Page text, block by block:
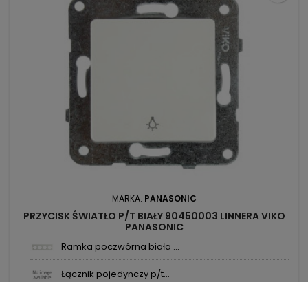
MARKA: PANASONIC
PRZYCISK ŚWIATŁO P/T BIAŁY 90450003 LINNERA VIKO
PANASONIC
Ramka poczwórna biała ...
Łącznik pojedynczy p/t...